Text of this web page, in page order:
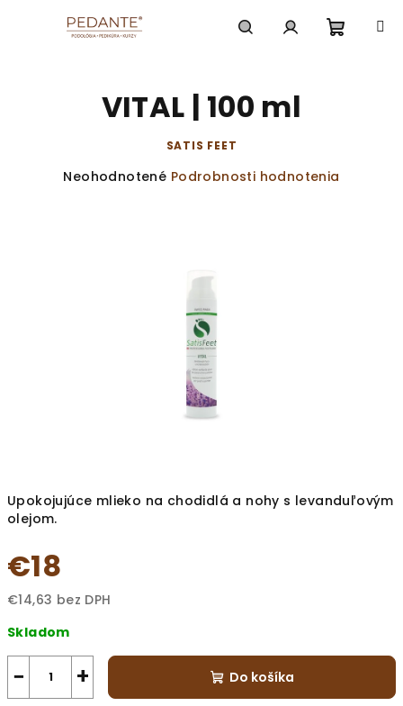
Upokojujúce mlieko na chodidlá a nohy s levanduľovým
olejom.
€18
€14,63 bez DPH
cena:
Skladom
+
− Do košíka
VITAL | 100 ml
SATIS FEET
Priemerné
Neohodnotené Podrobnosti hodnotenia